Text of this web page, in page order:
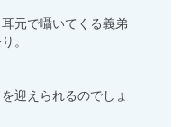
元で囁いてくる義弟
。
迎えられるのでしょ